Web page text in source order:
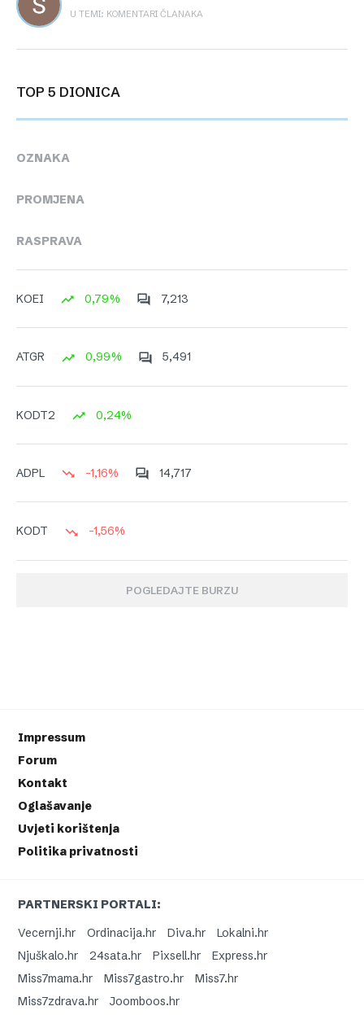
U TEMI: KOMENTARI ČLANAKA
TOP 5 DIONICA
OZNAKA
PROMJENA
RASPRAVA
KOEI 0,79% 7,213
ATGR 0,99% 5,491
KODT2 0,24%
ADPL -1,16% 14,717
KODT -1,56%
POGLEDAJTE BURZU
Impressum
Forum
Kontakt
Oglašavanje
Uvjeti korištenja
Politika privatnosti
PARTNERSKI PORTALI:
Vecernji.hr
Ordinacija.hr Diva.hr
Lokalni.hr
Njuškalo.hr
24sata.hr Pixsell.hr
Express.hr
Miss7mama.hr
Miss7gastro.hr
Miss7.hr
Miss7zdrava.hr
Joomboos.hr